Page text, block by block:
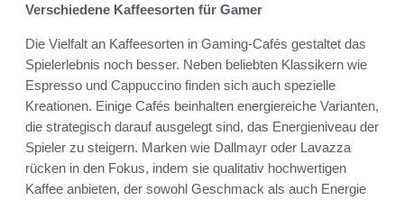
Verschiedene Kaffeesorten für Gamer
Die Vielfalt an Kaffeesorten in Gaming-Cafés gestaltet das
Spielerlebnis noch besser. Neben beliebten Klassikern wie
Espresso und Cappuccino finden sich auch spezielle
Kreationen. Einige Cafés beinhalten energiereiche Varianten,
die strategisch darauf ausgelegt sind, das Energieniveau der
Spieler zu steigern. Marken wie Dallmayr oder Lavazza
rücken in den Fokus, indem sie qualitativ hochwertigen
Kaffee anbieten, der sowohl Geschmack als auch Energie